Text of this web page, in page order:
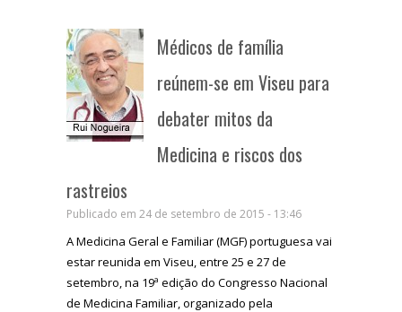
Médicos de família
reúnem-se em Viseu para
debater mitos da
Medicina e riscos dos
rastreios
Publicado em 24 de setembro de 2015 - 13:46
A Medicina Geral e Familiar (MGF) portuguesa vai
estar reunida em Viseu, entre 25 e 27 de
setembro, na 19ª edição do Congresso Nacional
de Medicina Familiar, organizado pela